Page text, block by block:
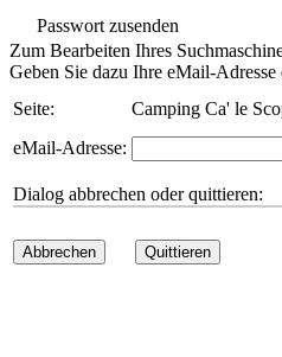
Passwort zusenden
Zum Bearbeiten Ihres
Geben Sie dazu Ihre eMail-Adresse
Seite:
Camping Ca' le
eMail-Adresse:
Dialog abbrechen oder quittieren:
Abbrechen Quittieren